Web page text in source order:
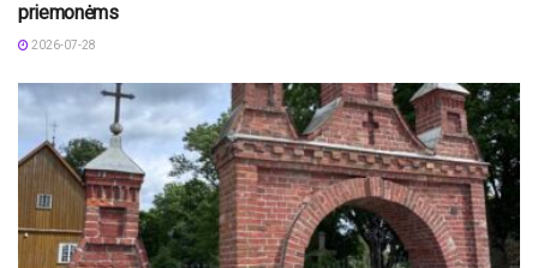
priemonėms
2026-07-28